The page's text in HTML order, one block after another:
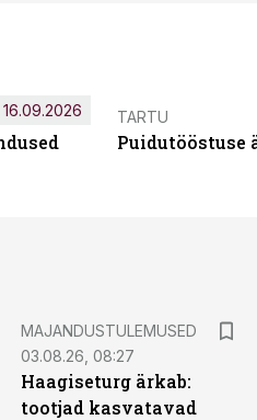
16.09.2026 TARTU
Puidutööstuse
MAJANDUSTULEMUSED
03.08.26, 08:27
Haagiseturg ärkab:
tootjad kasvatavad